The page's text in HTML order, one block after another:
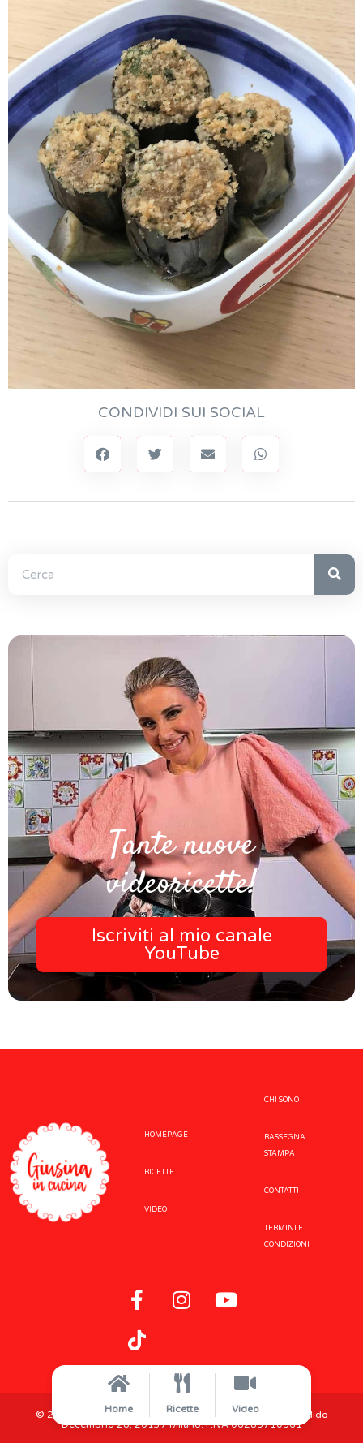
Home Ricette Video
CONDIVIDI SUI SOCIAL
Tante nuove
videoricette!
Iscriviti al mio canale
YouTube
HOMEPAGE
RICETTE
VIDEO
CHI SONO
RASSEGNA
STAMPA
CONTATTI
TERMINI E
CONDIZIONI
© 2021 Realize Networks. All rights reserved. Via Pier Candido
Decembrio 28, 20137 Milano. P.IVA 06289710961